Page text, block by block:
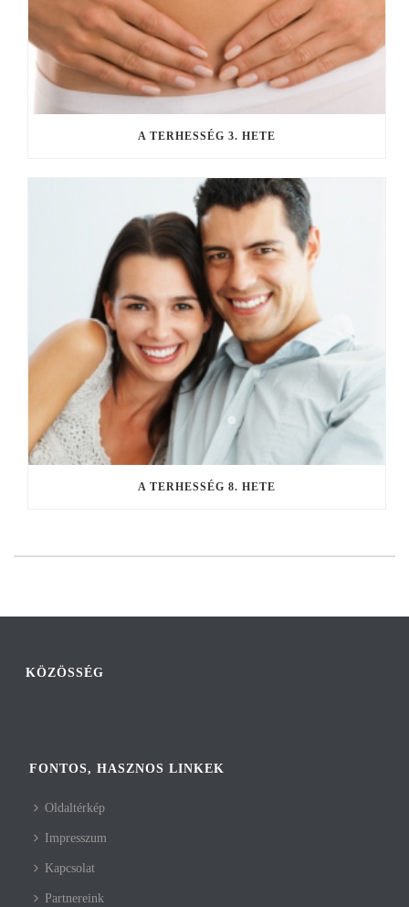
A TERHESSÉG 3. HETE
A TERHESSÉG 8. HETE
KÖZÖSSÉG
FONTOS, HASZNOS LINKEK
Oldaltérkép
Impresszum
Kapcsolat
Partnereink